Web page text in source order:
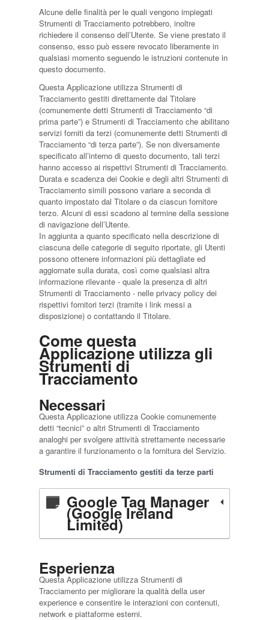
Alcune delle finalità per le quali vengono impiegati
Strumenti di Tracciamento potrebbero, inoltre
richiedere il consenso dell’Utente. Se viene prestato il
consenso, esso può essere revocato liberamente in
qualsiasi momento seguendo le istruzioni contenute in
questo documento.
Questa Applicazione utilizza Strumenti di
Tracciamento gestiti direttamente dal Titolare
(comunemente detti Strumenti di Tracciamento “di
prima parte”) e Strumenti di Tracciamento che abilitano
servizi forniti da terzi (comunemente detti Strumenti di
Tracciamento “di terza parte”). Se non diversamente
specificato all’interno di questo documento, tali terzi
hanno accesso ai rispettivi Strumenti di Tracciamento.
Durata e scadenza dei Cookie e degli altri Strumenti di
Tracciamento simili possono variare a seconda di
quanto impostato dal Titolare o da ciascun fornitore
terzo. Alcuni di essi scadono al termine della sessione
di navigazione dell’Utente.
In aggiunta a quanto specificato nella descrizione di
ciascuna delle categorie di seguito riportate, gli Utenti
possono ottenere informazioni più dettagliate ed
aggiornate sulla durata, così come qualsiasi altra
informazione rilevante - quale la presenza di altri
Strumenti di Tracciamento - nelle privacy policy dei
rispettivi fornitori terzi (tramite i link messi a
disposizione) o contattando il Titolare.
Come questa
Applicazione utilizza gli
Strumenti di
Tracciamento
Necessari
Questa Applicazione utilizza Cookie comunemente
detti “tecnici” o altri Strumenti di Tracciamento
analoghi per svolgere attività strettamente necessarie
a garantire il funzionamento o la fornitura del Servizio.
Strumenti di Tracciamento gestiti da terze parti
Google Tag Manager
(Google Ireland
Limited)
Esperienza
Questa Applicazione utilizza Strumenti di
Tracciamento per migliorare la qualità della user
experience e consentire le interazioni con contenuti,
network e piattaforme esterni.